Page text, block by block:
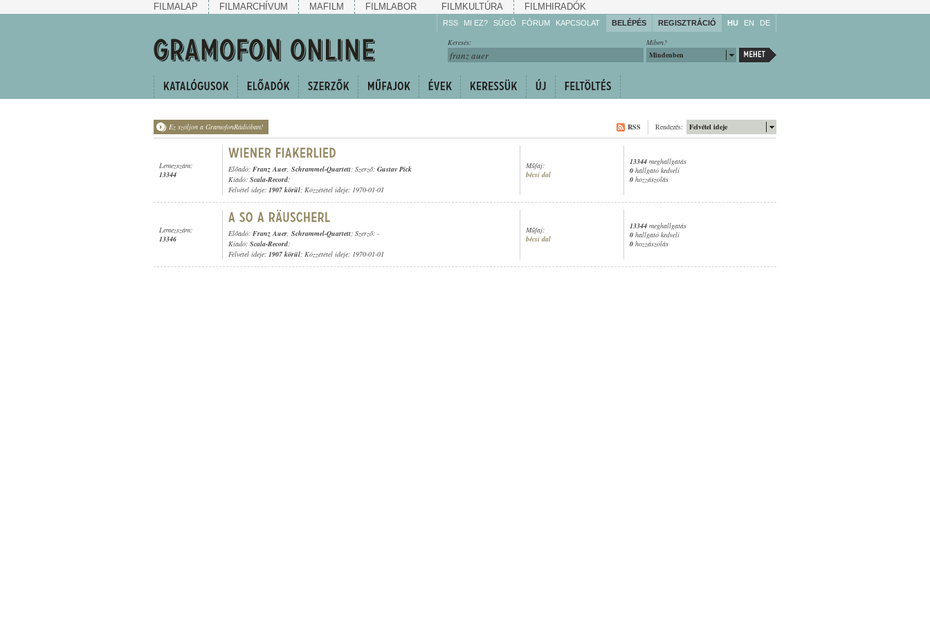
FILMALAP FILMARCHÍVUM MAFILM FILMLABOR FILMKULTÚRA FILMHIRADÓK
RSS MI EZ? SÚGÓ
Gyarapítsa!
FÓRUM KAPCSOLAT BELÉPÉS REGISZTRÁCIÓ HU EN DE
Miben?
Mindenben
Keresés:
Ez szóljon a GramofonRádióban! Felvétel ideje
Rendezés:
RSS
Lemezszám:
13344
Előadó: Franz Auer, Schrammel-Quartett; Szerző: Gustav Pick
Kiadó: Scala-Record;
Felvétel ideje: 1907 körül; Közzététel ideje: 1970-01-01
Műfaj:
bécsi dal
13344 meghallgatás
0 hallgató kedveli
0 hozzászólás
Lemezszám:
13346
Előadó: Franz Auer, Schrammel-Quartett; Szerző: -
Kiadó: Scala-Record;
Felvétel ideje: 1907 körül; Közzététel ideje: 1970-01-01
Műfaj:
bécsi dal
13344 meghallgatás
0 hallgató kedveli
0 hozzászólás